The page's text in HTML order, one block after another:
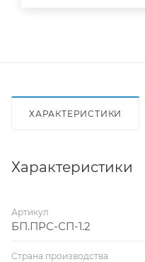
ХАРАКТЕРИСТИКИ
Характеристики
Артикул
БП.ПРС-СП-1.2
Страна производства